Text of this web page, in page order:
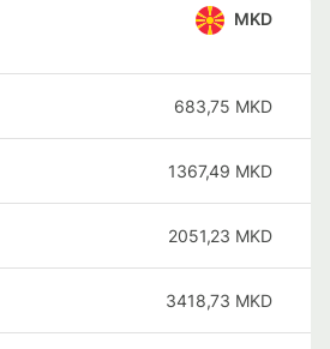
MKD
683,75 MKD
1367,49 MKD
2051,23 MKD
3418,73 MKD